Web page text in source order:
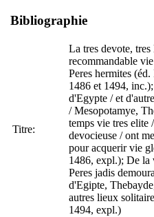
Bibliographie
Titre:
La tres devote, tres
recommandable
Peres hermites
1486 et 1494,
d'Egypte / et
/ Mesopotamye,
temps vie tres elite
devocieuse / ont
pour acquerir vie
1486, expl.); De la
Peres jadis
d'Egipte,
autres lieux
1494, expl.)